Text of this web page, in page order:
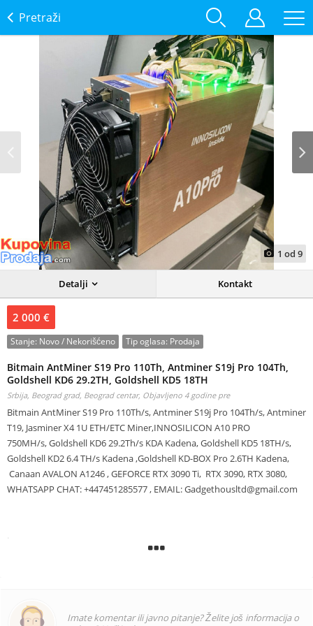
Pretraži
1 od 9
Detalji Kontakt
2 000 €
Stanje: Novo / Nekorišćeno Tip oglasa: Prodaja
Bitmain AntMiner S19 Pro 110Th, Antminer S19j Pro 104Th,
Goldshell KD6 29.2TH, Goldshell KD5 18TH
Srbija, Beograd grad, Beograd centar, Objavljeno 4 godine pre
Bitmain AntMiner S19 Pro 110Th/s, Antminer S19j Pro 104Th/s, Antminer
T19, Jasminer X4 1U ETH/ETC Miner,INNOSILICON A10 PRO
750MH/s, Goldshell KD6 29.2Th/s KDA Kadena, Goldshell KD5 18TH/s,
Goldshell KD2 6.4 TH/s Kadena ,Goldshell KD-BOX Pro 2.6TH Kadena,
Canaan AVALON A1246 , GEFORCE RTX 3090 Ti, RTX 3090, RTX 3080,
WHATSAPP CHAT: +447451285577 , EMAIL:Gadgethousltd@gmail.com
Dobavljač smo svih vrsta računalnih proizvoda, strojeva za rudarenje
Imate komentar ili javno pitanje? Želite još informacija o